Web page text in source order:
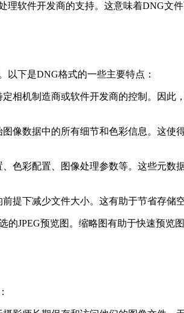
软件开发商的支持。这意味着DNG文
下是DNG格式的一些主要特点：
相机制造商或软件开发商的控制。因
像数据中的所有细节和色彩信息。这
色彩配置、图像处理参数等。这些元
提下减少文件大小。这有助于节省存储
的JPEG预览图。缩略图有助于快速预